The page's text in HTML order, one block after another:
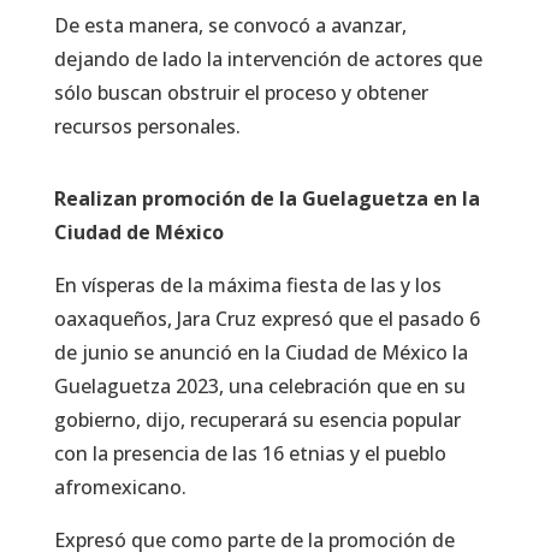
De esta manera, se convocó a avanzar,
dejando de lado la intervención de actores que
sólo buscan obstruir el proceso y obtener
recursos personales.
Realizan promoción de la Guelaguetza en la
Ciudad de México
En vísperas de la máxima fiesta de las y los
oaxaqueños, Jara Cruz expresó que el pasado 6
de junio se anunció en la Ciudad de México la
Guelaguetza 2023, una celebración que en su
gobierno, dijo, recuperará su esencia popular
con la presencia de las 16 etnias y el pueblo
afromexicano.
Expresó que como parte de la promoción de